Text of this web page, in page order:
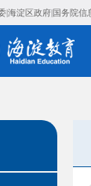
北京市教委|海淀